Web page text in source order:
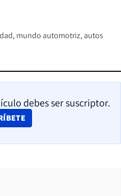
mundo automotriz autos
debes ser suscriptor.
IN NEW WINDOW